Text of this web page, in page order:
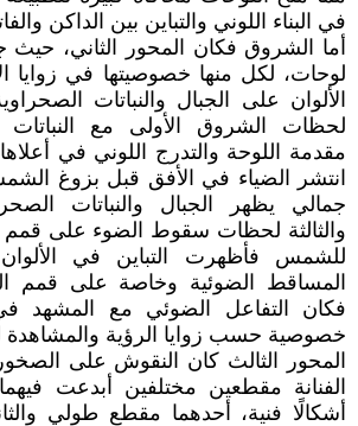
في البناء اللوني والتباين بين الداكن
أما الشروق فكان المحور الثاني،
لوحات، لكل منها خصوصيتها في زوايا
الألوان على الجبال والنباتات
لحظات الشروق الأولى مع
مقدمة اللوحة والتدرج اللوني في
انتشر الضياء في الأفق قبل بزوغ
جمالي يظهر الجبال والنباتات
والثالثة لحظات سقوط الضوء على قمم
للشمس فأظهرت التباين في
المساقط الضوئية وخاصة على قمم
فكان التفاعل الضوئي مع المشهد
خصوصية حسب زوايا الرؤية والمشاهدة
المحور الثالث كان النقوش على
الفنانة مقطعين مختلفين أبدعت فيهما
أشكالًا فنية، أحدهما مقطع طولي